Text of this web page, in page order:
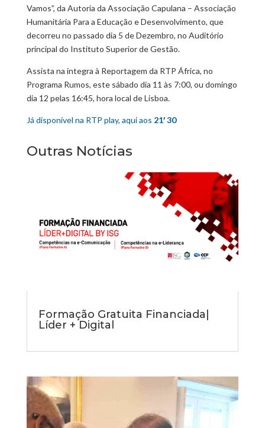
Vamos”, da Autoria da Associação Capulana – Associação
Humanitária Para a Educação e Desenvolvimento, que
decorreu no passado dia 5 de Dezembro, no Auditório
principal do Instituto Superior de Gestão.
Assista na íntegra à Reportagem da RTP África, no
Programa Rumos, este sábado dia 11 às 7:00, ou domingo
dia 12 pelas 16:45, hora local de Lisboa.
Já disponível na RTP play, aqui aos 21′ 30
Outras Notícias
Formação Gratuita Financiada|
Líder + Digital